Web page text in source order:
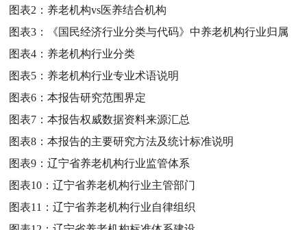
图表2： 养老机构vs医养结合机构
图表3：
《国民经济行业分类与代码》中养老机构行业归属
图表4： 养老机构行业分类
图表5： 养老机构行业专业术语说明
图表6：本报告研究范围界定
图表7：本报告权威数据资料来源汇总
图表8：本报告的主要研究方法及统计标准说明
图表9：辽宁省养老机构行业监管体系
图表10：辽宁省养老机构行业主管部门
图表11：辽宁省养老机构行业自律组织